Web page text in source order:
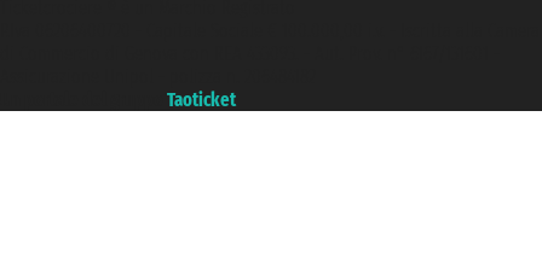
Taoticket